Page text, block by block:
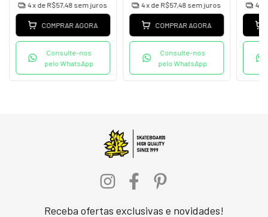
4x de R$57,48 sem juros
COMPRAR AGORA
Consulte-nos
pelo WhatsApp
4x de R$57,48 sem juros
COMPRAR AGORA
Consulte-nos
pelo WhatsApp
4
Receba ofertas exclusivas e novidades!